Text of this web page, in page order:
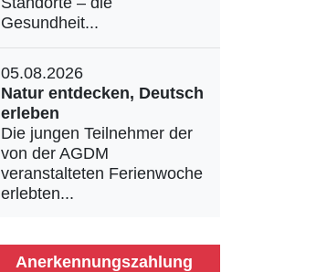
Gesundheit...
05.08.2026
Natur entdecken, Deutsch
erleben
Die jungen Teilnehmer der
von der AGDM
veranstalteten Ferienwoche
erlebten...
Anerkennungszahlung